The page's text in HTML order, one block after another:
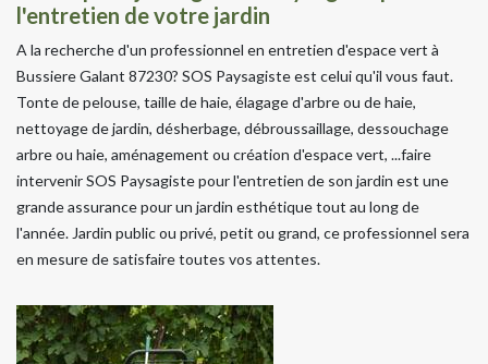
l'entretien de votre jardin
A la recherche d'un professionnel en entretien d'espace vert à
Bussiere Galant 87230? SOS Paysagiste est celui qu'il vous faut.
Tonte de pelouse, taille de haie, élagage d'arbre ou de haie,
nettoyage de jardin, désherbage, débroussaillage, dessouchage
arbre ou haie, aménagement ou création d'espace vert, ...faire
intervenir SOS Paysagiste pour l'entretien de son jardin est une
grande assurance pour un jardin esthétique tout au long de
l'année. Jardin public ou privé, petit ou grand, ce professionnel sera
en mesure de satisfaire toutes vos attentes.